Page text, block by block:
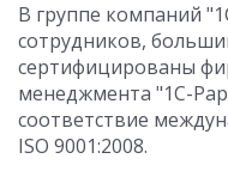
В группе компаний
сотрудников,
сертифицированы
менеджмента "1С-
соответствие
ISO 9001:2008.